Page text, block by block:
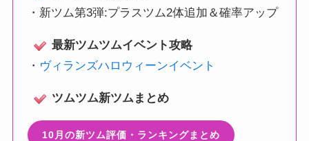
・ 新ツム第3弾:プラスツム2体追加＆確率アップ
最新ツムツムイベント攻略
・ ヴィランズハロウィーンイベント
ツムツム新ツムまとめ
10月の新ツム評価・ランキングまとめ